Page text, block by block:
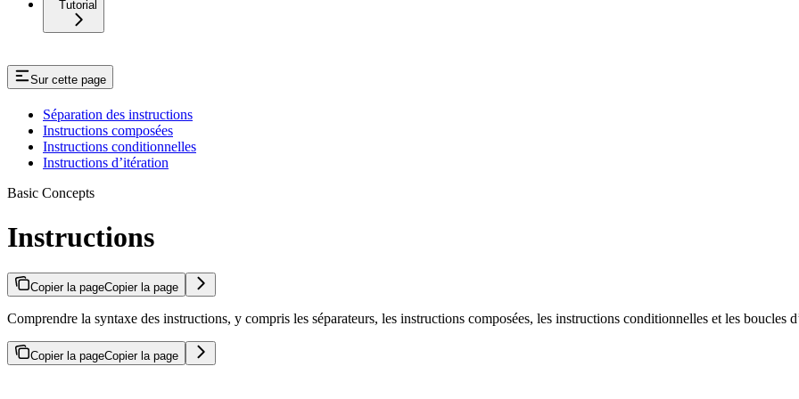
Tutorial
Sur cette page
Séparation des instructions
Instructions composées
Instructions conditionnelles
Instructions d’itération
Basic Concepts
Instructions
Copier la pageCopier la page
Comprendre la syntaxe des instructions, y compris les séparateurs, les instructions composées, les instructions conditionnelles et les boucles
Copier la pageCopier la page